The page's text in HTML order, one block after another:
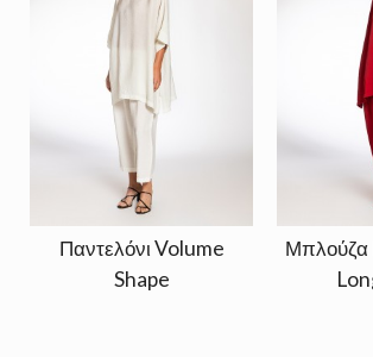
Παντελόνι Volume
Shape
Μπλούζα